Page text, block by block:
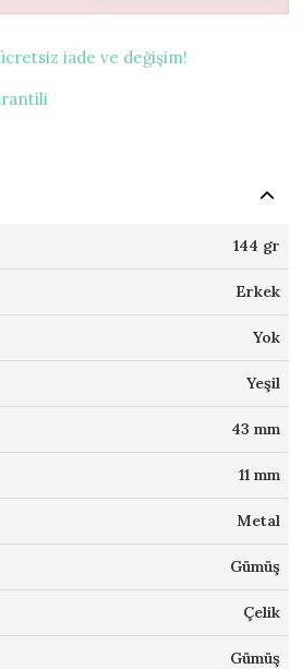
iade ve değişim!
144 gr
Erkek
Yok
Yeşil
43 mm
11 mm
Metal
Gümüş
Çelik
Gümüş